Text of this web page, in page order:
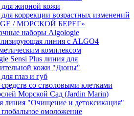
жирной кожи
коррекции возрастных изменений
/ МОРСКОЙ БЕРЕГ»
наборы Algologie
линия с ALGO4
комплексом
Sensi Plus линия для
кожи "Дюны"
глаз и губ
со стволовыми клетками
Морской Сад (Jardin Marin)
линия "Очищение и детоксикация"
омоложение